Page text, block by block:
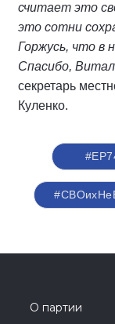
считает это
это сотни
Горжусь, что в
Спасибо,
секретарь
Куленко.
О партии